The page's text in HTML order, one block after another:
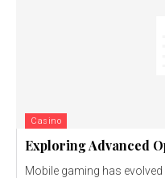
Casino
Exploring Advanced
Mobile gaming has